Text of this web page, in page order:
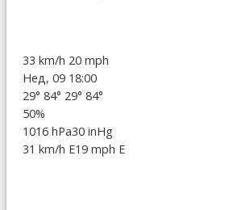
33 km/h 20 mph
Нед, 09 18:00
29° 84° 29° 84°
50%
1016 hPa30 inHg
31 km/h E19 mph E